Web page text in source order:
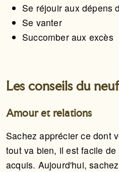
Se réjouir aux dépens
Se vanter
Succomber aux excès
Les conseils du
Amour et relations
Sachez apprécier ce dont
tout va bien, il est facile
acquis. Aujourd'hui,